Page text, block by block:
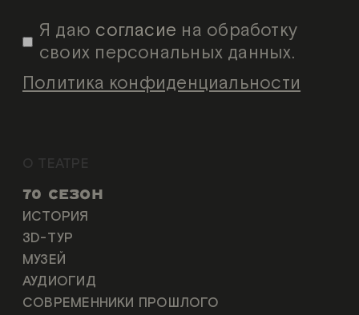
Я даю согласие на обработку
своих персональных данных.
Политика конфиденциальности
О ТЕАТРЕ
70 СЕЗОН
ИСТОРИЯ
3D-ТУР
МУЗЕЙ
АУДИОГИД
СОВРЕМЕННИКИ ПРОШЛОГО